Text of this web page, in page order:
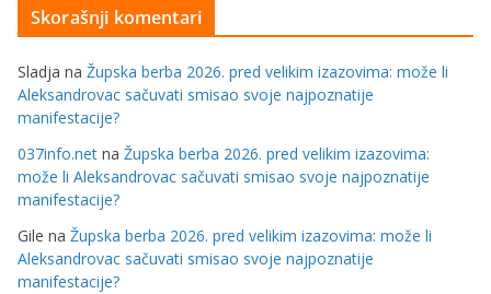
Skorašnji komentari
Sladja na Župska berba 2026. pred velikim izazovima: može li
Aleksandrovac sačuvati smisao svoje najpoznatije
manifestacije?
037info.net na Župska berba 2026. pred velikim izazovima:
može li Aleksandrovac sačuvati smisao svoje najpoznatije
manifestacije?
Gile na Župska berba 2026. pred velikim izazovima: može li
Aleksandrovac sačuvati smisao svoje najpoznatije
manifestacije?